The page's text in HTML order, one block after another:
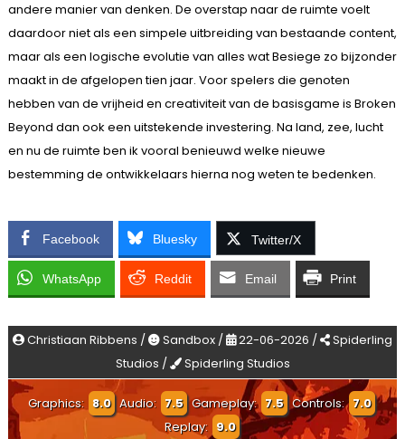
andere manier van denken. De overstap naar de ruimte voelt
daardoor niet als een simpele uitbreiding van bestaande content,
maar als een logische evolutie van alles wat Besiege zo bijzonder
maakt in de afgelopen tien jaar. Voor spelers die genoten
hebben van de vrijheid en creativiteit van de basisgame is Broken
Beyond dan ook een uitstekende investering. Na land, zee, lucht
en nu de ruimte ben ik vooral benieuwd welke nieuwe
bestemming de ontwikkelaars hierna nog weten te bedenken.
Facebook Bluesky Twitter/X
WhatsApp Reddit Email Print
Christiaan Ribbens / Sandbox / 22-06-2026 /
Spiderling
Studios /
Spiderling Studios
Graphics: 8.0 Audio: 7.5 Gameplay: 7.5 Controls: 7.0
Replay: 9.0